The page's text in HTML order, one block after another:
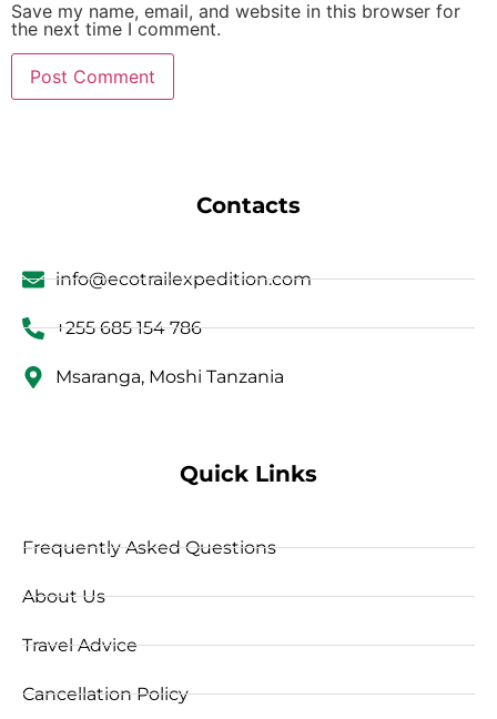
Save my name, email, and website in this browser for
the next time I comment.
Contacts
info@ecotrailexpedition.com
+255 685 154 786
Msaranga, Moshi Tanzania
Quick Links
Frequently Asked Questions
About Us
Travel Advice
Cancellation Policy